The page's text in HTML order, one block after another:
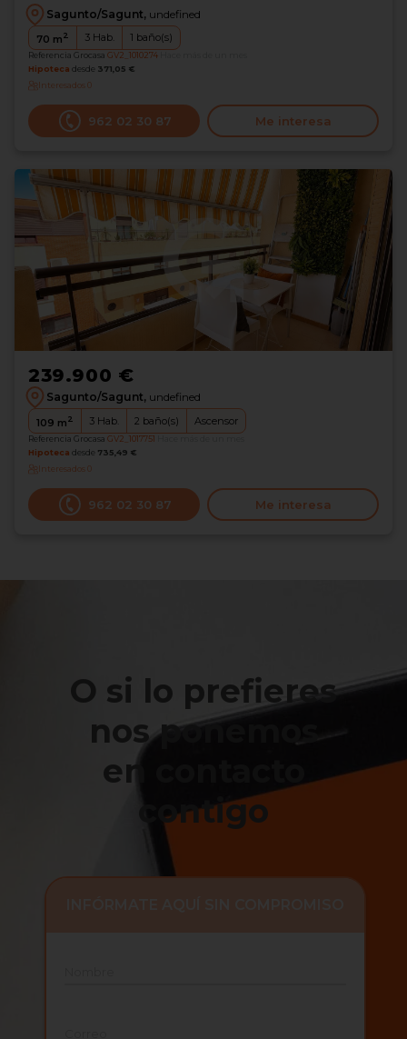
Sagunto/Sagunt, undefined
70 m2 3 Hab. 1 baño(s)
Referencia Grocasa GV2_1010274
Hipoteca desde 371,05 €
Interesados0
962 02 30 87 Me interesa
239.900 €
Sagunto/Sagunt, undefined
109 m2 3 Hab. 2 baño(s) Ascensor
Referencia Grocasa GV2_1017751
Hipoteca desde 735,49 €
Interesados0
962 02 30 87 Me interesa
O si lo prefieres
nos ponemos
en contacto
contigo